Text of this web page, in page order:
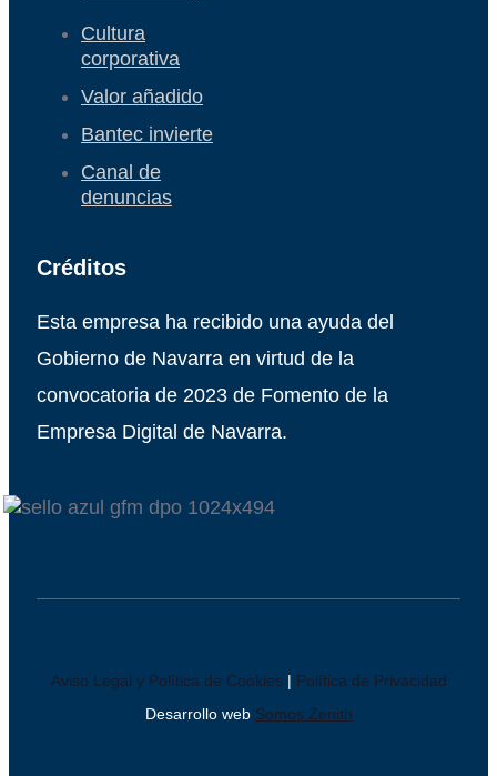
Cultura
corporativa
Valor añadido
Bantec invierte
Canal de
denuncias
Créditos
Esta empresa ha recibido una ayuda del
Gobierno de Navarra en virtud de la
convocatoria de 2023 de Fomento de la
Empresa Digital de Navarra.
Aviso Legal y Política de Cookies | Política de Privacidad
Desarrollo web Somos Zenith